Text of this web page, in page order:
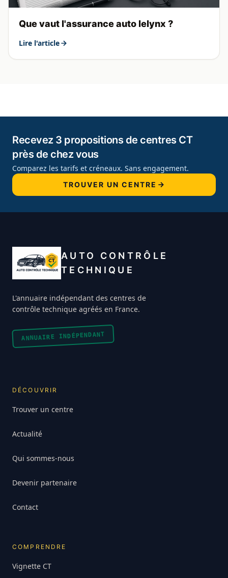
Que vaut l'assurance auto lelynx ?
Lire l'article
Recevez 3 propositions de centres CT
près de chez vous
Comparez les tarifs et créneaux. Sans engagement.
TROUVER UN CENTRE
AUTO CONTRÔLE
TECHNIQUE
L'annuaire indépendant des centres de
contrôle technique agréés en France.
ANNUAIRE INDÉPENDANT
DÉCOUVRIR
Trouver un centre
Actualité
Qui sommes-nous
Devenir partenaire
Contact
COMPRENDRE
Vignette CT